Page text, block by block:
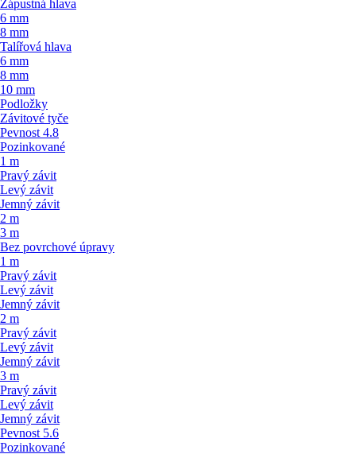
Zápustná hlava
6 mm
8 mm
Talířová hlava
6 mm
8 mm
10 mm
Podložky
Závitové tyče
Pevnost 4.8
Pozinkované
1 m
Pravý závit
Levý závit
Jemný závit
2 m
3 m
Bez povrchové úpravy
1 m
Pravý závit
Levý závit
Jemný závit
2 m
Pravý závit
Levý závit
Jemný závit
3 m
Pravý závit
Levý závit
Jemný závit
Pevnost 5.6
Pozinkované